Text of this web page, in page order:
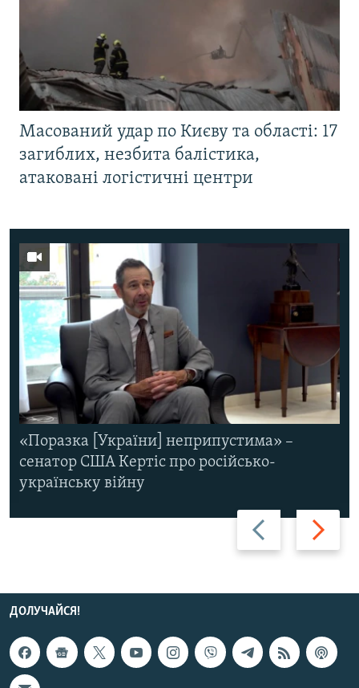
Масований удар по Києву та області: 17
загиблих, незбита балістика,
атаковані логістичні центри
Назад Вперед
«Поразка [України] неприпустима» –
сенатор США Кертіс про російсько-
українську війну
ДОЛУЧАЙСЯ!